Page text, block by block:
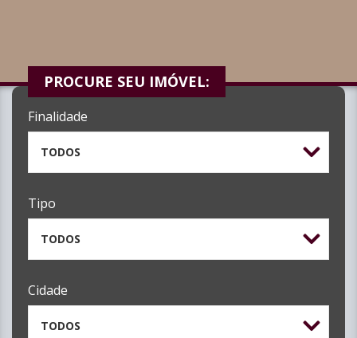
PROCURE SEU IMÓVEL:
Finalidade
TODOS
Tipo
TODOS
Cidade
TODOS